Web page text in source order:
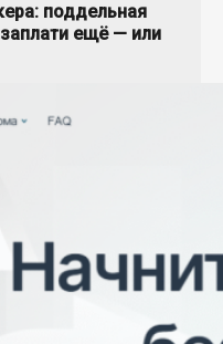
поддельная
ещё — или